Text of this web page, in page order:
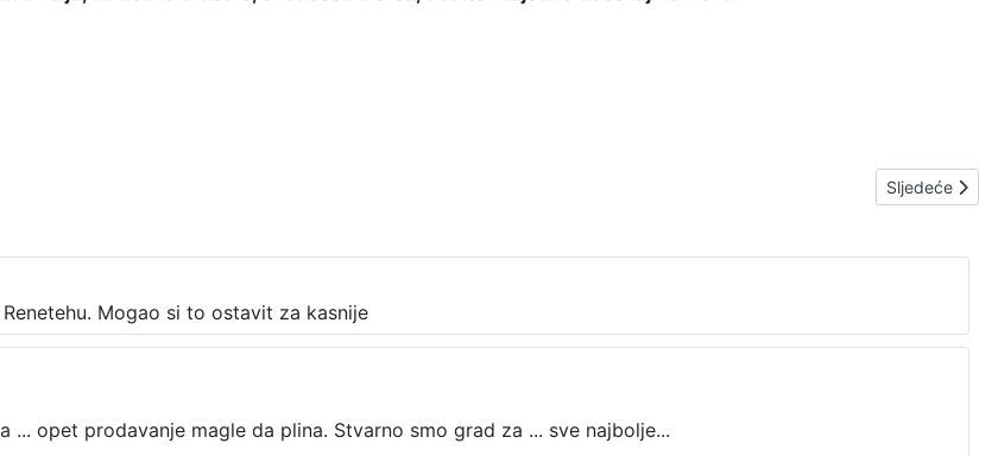
Sljedeći
Sljedeće
Mogao si to ostavit za kasnije
opet prodavanje magle da plina. Stvarno smo grad za ... sve najbolje...